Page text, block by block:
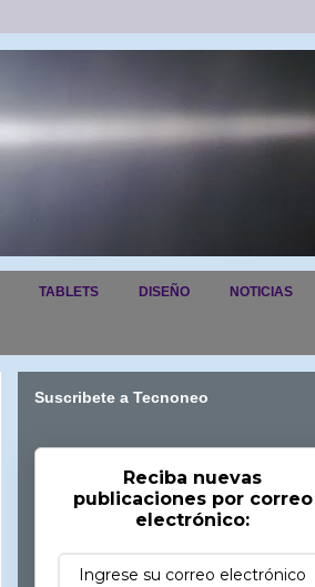
TABLETS DISEÑO NOTICIAS
Suscribete a Tecnoneo
Reciba nuevas
publicaciones por correo
electrónico: